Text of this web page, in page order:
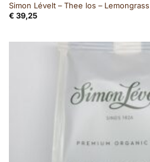
Simon Lévelt – Thee los –
€ 39,25